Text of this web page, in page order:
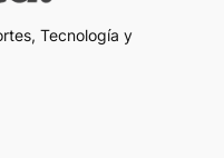
Tecnología y